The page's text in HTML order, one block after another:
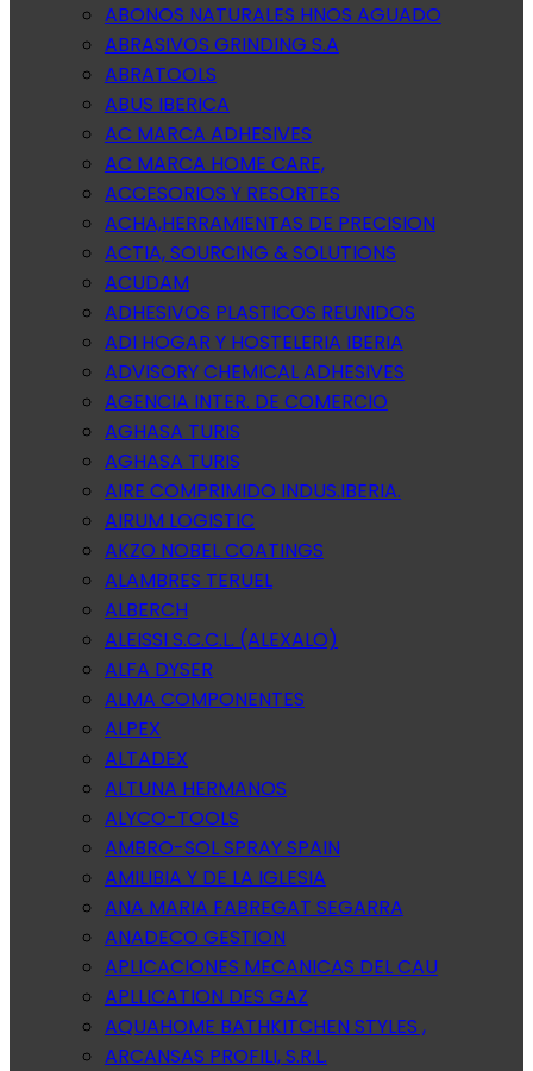
ABONOS NATURALES HNOS AGUADO
ABRASIVOS GRINDING S.A
ABRATOOLS
ABUS IBERICA
AC MARCA ADHESIVES
AC MARCA HOME CARE,
ACCESORIOS Y RESORTES
ACHA,HERRAMIENTAS DE PRECISION
ACTIA, SOURCING & SOLUTIONS
ACUDAM
ADHESIVOS PLASTICOS REUNIDOS
ADI HOGAR Y HOSTELERIA IBERIA
ADVISORY CHEMICAL ADHESIVES
AGENCIA INTER. DE COMERCIO
AGHASA TURIS
AGHASA TURIS
AIRE COMPRIMIDO INDUS.IBERIA.
AIRUM LOGISTIC
AKZO NOBEL COATINGS
ALAMBRES TERUEL
ALBERCH
ALEISSI S.C.C.L. (ALEXALO)
ALFA DYSER
ALMA COMPONENTES
ALPEX
ALTADEX
ALTUNA HERMANOS
ALYCO-TOOLS
AMBRO-SOL SPRAY SPAIN
AMILIBIA Y DE LA IGLESIA
ANA MARIA FABREGAT SEGARRA
ANADECO GESTION
APLICACIONES MECANICAS DEL CAU
APLLICATION DES GAZ
AQUAHOME BATHKITCHEN STYLES ,
ARCANSAS PROFILI, S.R.L.